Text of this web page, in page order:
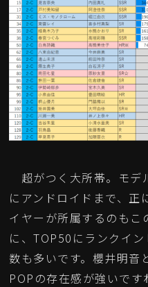
超がつく大所帯。モデ
にアンドロイドまで、正
イヤーが所属するのもこ
に、TOP50にランクイ
数も多いです。櫻井明音
POPの存在感が強いです